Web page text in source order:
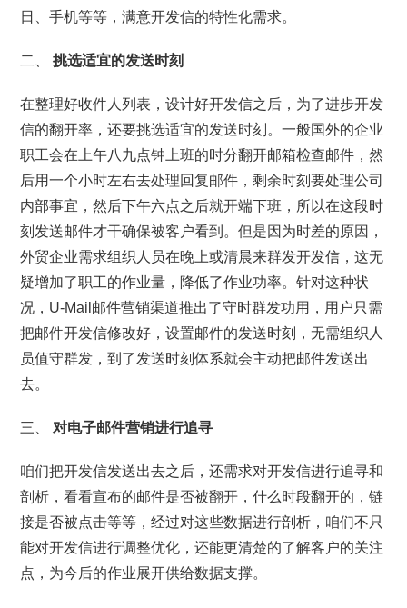
日、手机等等，满意开发信的特性化需求。
二、挑选适宜的发送时刻
在整理好收件人列表，设计好开发信之后，为了进步开发
信的翻开率，还要挑选适宜的发送时刻。一般国外的企业
职工会在上午八九点钟上班的时分翻开邮箱检查邮件，然
后用一个小时左右去处理回复邮件，剩余时刻要处理公司
内部事宜，然后下午六点之后就开端下班，所以在这段时
刻发送邮件才干确保被客户看到。但是因为时差的原因，
外贸企业需求组织人员在晚上或清晨来群发开发信，这无
疑增加了职工的作业量，降低了作业功率。针对这种状
况，U-Mail邮件营销渠道推出了守时群发功用，用户只需
把邮件开发信修改好，设置邮件的发送时刻，无需组织人
员值守群发，到了发送时刻体系就会主动把邮件发送出
去。
三、 对电子邮件营销进行追寻
咱们把开发信发送出去之后，还需求对开发信进行追寻和
剖析，看看宣布的邮件是否被翻开，什么时段翻开的，链
接是否被点击等等，经过对这些数据进行剖析，咱们不只
能对开发信进行调整优化，还能更清楚的了解客户的关注
点，为今后的作业展开供给数据支撑。